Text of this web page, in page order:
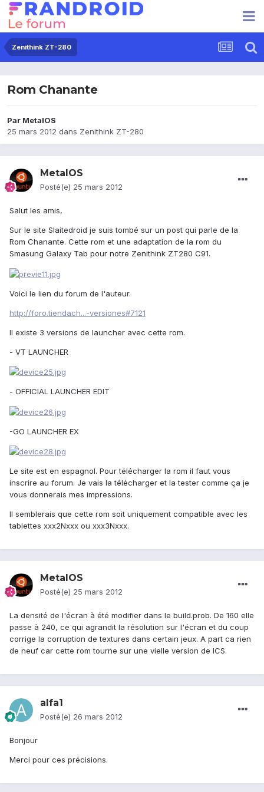
Zenithink ZT-280
Rom Chanante
Par MetalOS
25 mars 2012 dans Zenithink ZT-280
MetalOS
Posté(e) 25 mars 2012
Salut les amis,
Sur le site Slaitedroid je suis tombé sur un post qui parle de la
Rom Chanante. Cette rom et une adaptation de la rom du
Smasung Galaxy Tab pour notre Zenithink ZT280 C91.
Voici le lien du forum de l'auteur.
http://foro.tiendach...-versiones#7121
Il existe 3 versions de launcher avec cette rom.
- VT LAUNCHER
- OFFICIAL LAUNCHER EDIT
-GO LAUNCHER EX
Le site est en espagnol. Pour télécharger la rom il faut vous
inscrire au forum. Je vais la télécharger et la tester comme ça je
vous donnerais mes impressions.
Il semblerais que cette rom soit uniquement compatible avec les
tablettes xxx2Nxxx ou xxx3Nxxx.
MetalOS
Posté(e) 25 mars 2012
La densité de l'écran à été modifier dans le build.prob. De 160 elle
passe à 240, ce qui agrandit la résolution sur l'écran et du coup
corrige la corruption de textures dans certain jeux. A part ca rien
de neuf car cette rom tourne sur une vielle version de ICS.
alfa1
Posté(e) 26 mars 2012
Bonjour
Merci pour ces précisions.